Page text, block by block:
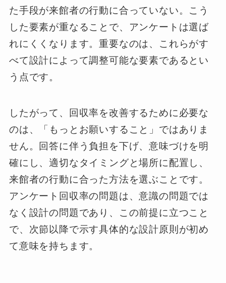
た手段が来館者の行動に合っていない。こう
した要素が重なることで、アンケートは選ば
れにくくなります。重要なのは、これらがす
べて設計によって調整可能な要素であるとい
う点です。
したがって、回収率を改善するために必要な
のは、「もっとお願いすること」ではありま
せん。回答に伴う負担を下げ、意味づけを明
確にし、適切なタイミングと場所に配置し、
来館者の行動に合った方法を選ぶことです。
アンケート回収率の問題は、意識の問題では
なく設計の問題であり、この前提に立つこと
で、次節以降で示す具体的な設計原則が初め
て意味を持ちます。